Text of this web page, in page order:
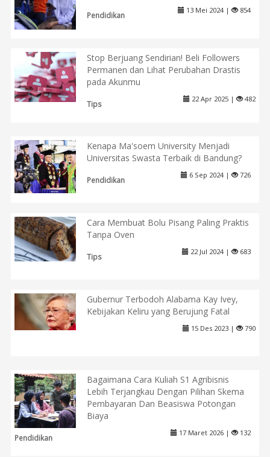
Pendidikan
13 Mei 2024 | 854
Stop Berjuang Sendirian! Beli Followers
Permanen dan Lihat Perubahan Drastis
pada Akunmu
Tips
22 Apr 2025 | 482
Kenapa Ma'soem University Menjadi
Universitas Swasta Terbaik di Bandung?
Pendidikan
6 Sep 2024 | 726
Cara Membuat Bolu Pisang Paling Praktis
Tanpa Oven
Tips
22 Jul 2024 | 683
Gubernur Terbodoh Alabama Kay Ivey,
Kebijakan Keliru yang Berujung Fatal
15 Des 2023 | 790
Bagaimana Cara Kuliah S1 Agribisnis
Lebih Terjangkau Dengan Pilihan Skema
Pembayaran Dan Beasiswa Potongan
Biaya
Pendidikan
17 Maret 2026 | 132